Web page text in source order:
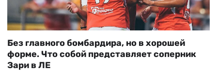
Без главного бомбардира, но в хорошей
форме. Что собой представляет соперник
Зари в ЛЕ